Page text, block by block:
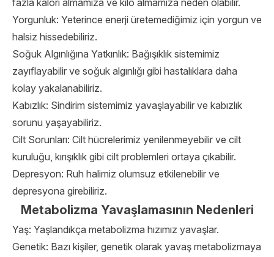
fazla kalori almamıza ve kilo almamıza neden olabilir.
Yorgunluk: Yeterince enerji üretemediğimiz için yorgun ve
halsiz hissedebiliriz.
Soğuk Algınlığına Yatkınlık: Bağışıklık sistemimiz
zayıflayabilir ve soğuk algınlığı gibi hastalıklara daha
kolay yakalanabiliriz.
Kabızlık: Sindirim sistemimiz yavaşlayabilir ve kabızlık
sorunu yaşayabiliriz.
Cilt Sorunları: Cilt hücrelerimiz yenilenmeyebilir ve cilt
kuruluğu, kırışıklık gibi cilt problemleri ortaya çıkabilir.
Depresyon: Ruh halimiz olumsuz etkilenebilir ve
depresyona girebiliriz.
Metabolizma Yavaşlamasının Nedenleri
Yaş: Yaşlandıkça metabolizma hızımız yavaşlar.
Genetik: Bazı kişiler, genetik olarak yavaş metabolizmaya